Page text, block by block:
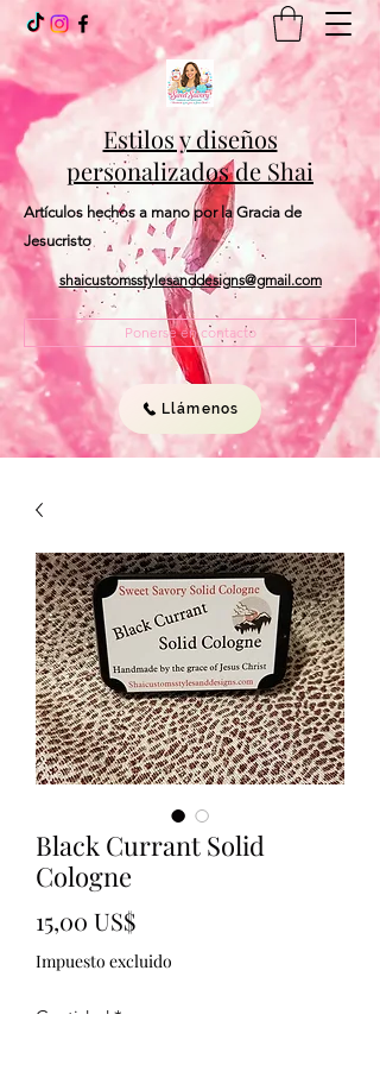
Estilos y diseños
personalizados de Shai
Artículos hechos a mano por la Gracia de
Jesucristo
shaicustomsstylesanddesigns@gmail.com
Ponerse en contacto
Llámenos
Black Currant Solid
Cologne
15,00 US$Precio
Impuesto excluido
Cantidad *